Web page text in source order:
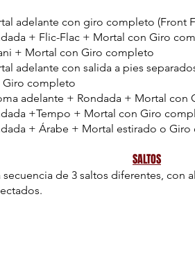
adelante con giro completo (Front
+ Flic-Flac + Mortal con Giro
+ Mortal con Giro completo
adelante con salida a pies
Giro completo
adelante + Rondada + Mortal con
+Tempo + Mortal con Giro
+ Árabe + Mortal estirado o
SALTOS
secuencia de 3 saltos diferentes, con